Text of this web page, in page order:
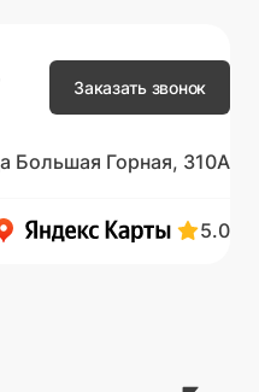
Заказать звонок
Большая Горная, 310А
5.0